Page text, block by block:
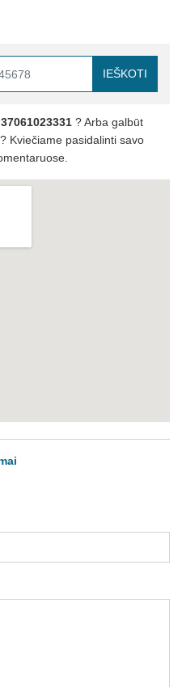
IEŠKOTI
37061023331 ? Arba galbūt
Kviečiame pasidalinti savo